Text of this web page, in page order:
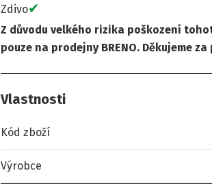
Zdivo✔
Z důvodu velkého rizika poškození
pouze na prodejny BRENO. Děkujeme
Vlastnosti
Kód zboží
Výrobce